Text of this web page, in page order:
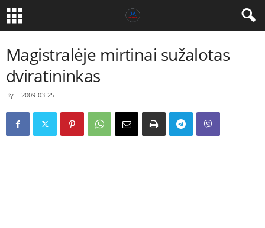
Magistralėje mirtinai sužalotas
dviratininkas
By - 2009-03-25